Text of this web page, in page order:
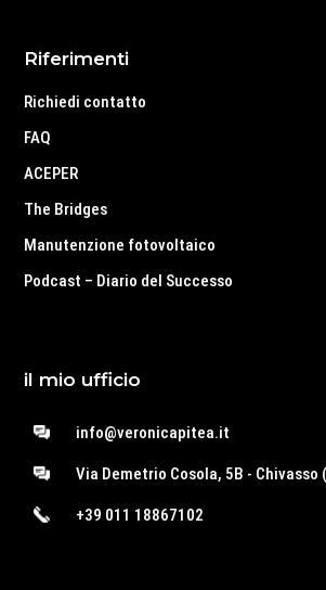
Riferimenti
Richiedi contatto
FAQ
ACEPER
The Bridges
Manutenzione fotovoltaico
Podcast – Diario del Successo
il mio ufficio
info@veronicapitea.it
Via Demetrio Cosola, 5B - Chivasso
+39 011 18867102